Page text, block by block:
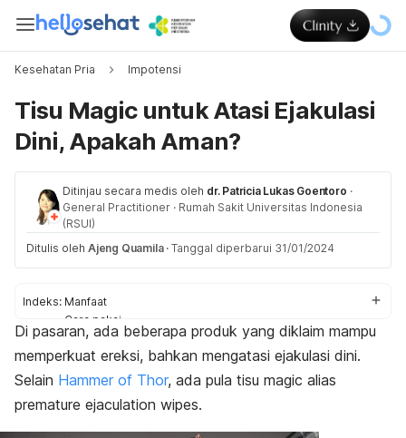
Kesehatan Pria Impotensi
Tisu Magic untuk Atasi Ejakulasi
Dini, Apakah Aman?
Ditinjau secara medis oleh dr. Patricia Lukas Goentoro ·
General Practitioner · Rumah Sakit Universitas Indonesia
(RSUI)
Ditulis oleh Ajeng Quamila · Tanggal diperbarui 31/01/2024
Indeks: Manfaat
Cara pakai
Kandungan
Keamanan
Efek samping
Penyakit menular seksual
Di pasaran, ada beberapa produk yang diklaim mampu
memperkuat ereksi, bahkan mengatasi ejakulasi dini.
Selain Hammer of Thor, ada pula tisu magic alias
premature ejaculation wipes.